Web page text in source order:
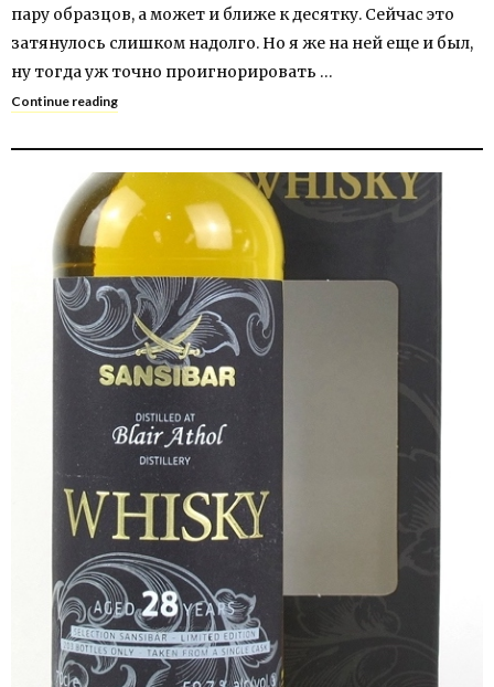
пару образцов, а может и ближе к десятку. Сейчас это
затянулось слишком надолго. Но я же на ней еще и был,
ну тогда уж точно проигнорировать …
Continue reading